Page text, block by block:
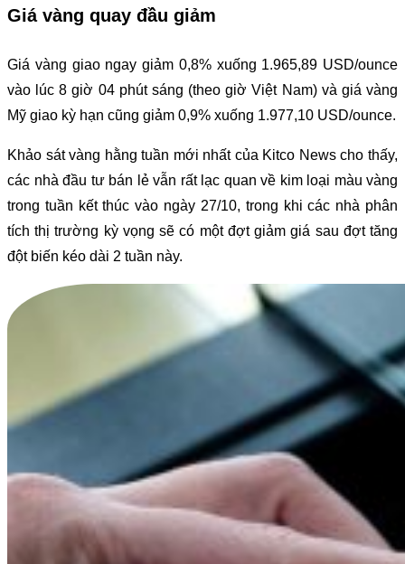
Giá vàng quay đầu giảm
Giá vàng giao ngay giảm 0,8% xuống 1.965,89 USD/ounce
vào lúc 8 giờ 04 phút sáng (theo giờ Việt Nam) và giá vàng
Mỹ giao kỳ hạn cũng giảm 0,9% xuống 1.977,10 USD/ounce.
Khảo sát vàng hằng tuần mới nhất của Kitco News cho thấy,
các nhà đầu tư bán lẻ vẫn rất lạc quan về kim loại màu vàng
trong tuần kết thúc vào ngày 27/10, trong khi các nhà phân
tích thị trường kỳ vọng sẽ có một đợt giảm giá sau đợt tăng
đột biến kéo dài 2 tuần này.